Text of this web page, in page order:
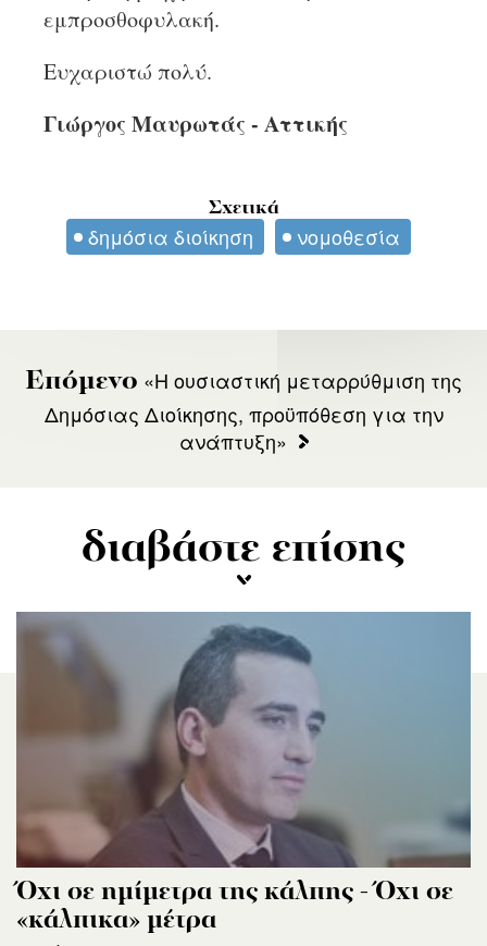
εμπροσθοφυλακή.
Ευχαριστώ πολύ.
Γιώργος Μαυρωτάς - Αττικής
Σχετικά
δημόσια διοίκηση νομοθεσία
Επόμενο «Η ουσιαστική μεταρρύθμιση της
Δημόσιας Διοίκησης, προϋπόθεση για την
ανάπτυξη»
διαβάστε επίσης
Όχι σε ημίμετρα της κάλπης - Όχι σε
«κάλπικα» μέτρα